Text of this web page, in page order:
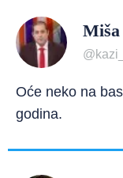
Miša
Oće neko na
godina.